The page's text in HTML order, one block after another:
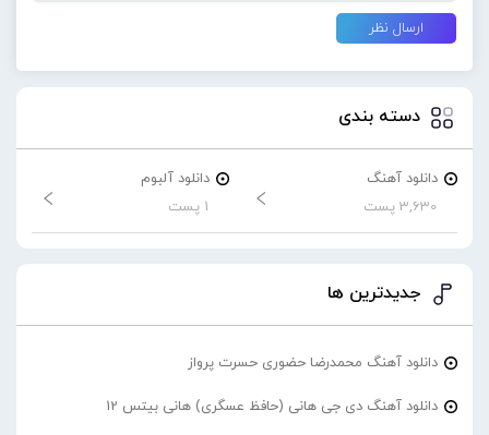
دسته بندی
دانلود آهنگ
3,630 پست
دانلود آلبوم
1 پست
جدیدترین ها
دانلود آهنگ محمدرضا حضورى حسرت پرواز
دانلود آهنگ دی جی هانی (حافظ عسگری) هانی بیتس 12